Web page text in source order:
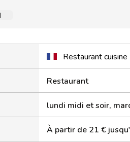
Restaurant
Restaurant
lundi midi et soir,
À partir de 21 €